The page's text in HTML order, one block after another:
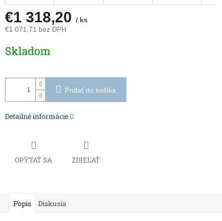
€1 318,20 / ks
€1 071,71 bez DPH
cena:
Skladom
Pridať do košíka
Detailné informácie
OPÝTAŤ SA ZDIEĽAŤ
Popis Diskusia